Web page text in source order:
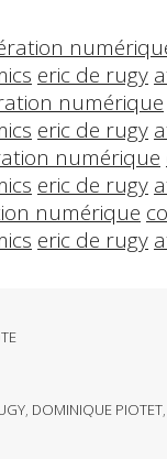
eric de rugy
numérique
eric de rugy
numérique
eric de rugy
numérique
eric de rugy
, DOMINIQUE PIOTET,